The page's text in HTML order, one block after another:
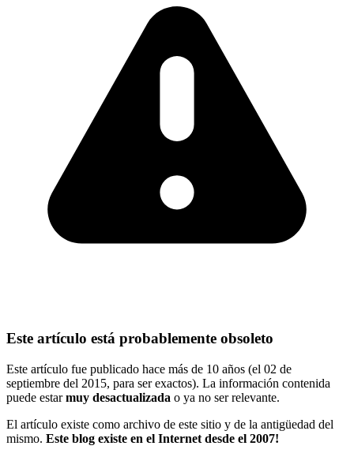
Este artículo está probablemente obsoleto
Este artículo fue publicado hace más de 10 años (el 02 de
septiembre del 2015, para ser exactos). La información contenida
puede estarmuy desactualizada o ya no ser relevante.
El artículo existe como archivo de este sitio y de la antigüedad del
mismo. Este blog existe en el Internet desde el 2007!